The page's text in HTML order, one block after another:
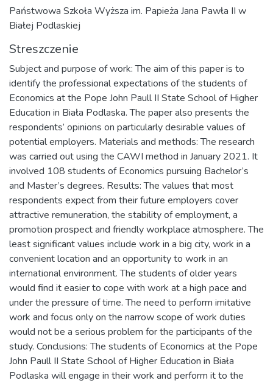
Państwowa Szkoła Wyższa im. Papieża Jana Pawła II w
Białej Podlaskiej
Streszczenie
Subject and purpose of work: The aim of this paper is to
identify the professional expectations of the students of
Economics at the Pope John Paull II State School of Higher
Education in Biała Podlaska. The paper also presents the
respondents’ opinions on particularly desirable values of
potential employers. Materials and methods: The research
was carried out using the CAWI method in January 2021. It
involved 108 students of Economics pursuing Bachelor’s
and Master’s degrees. Results: The values that most
respondents expect from their future employers cover
attractive remuneration, the stability of employment, a
promotion prospect and friendly workplace atmosphere. The
least significant values include work in a big city, work in a
convenient location and an opportunity to work in an
international environment. The students of older years
would find it easier to cope with work at a high pace and
under the pressure of time. The need to perform imitative
work and focus only on the narrow scope of work duties
would not be a serious problem for the participants of the
study. Conclusions: The students of Economics at the Pope
John Paull II State School of Higher Education in Biała
Podlaska will engage in their work and perform it to the